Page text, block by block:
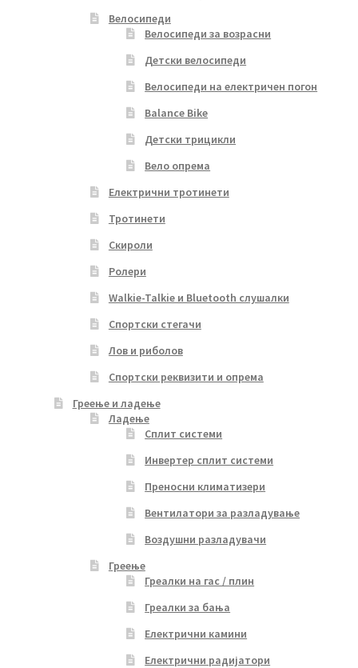
Велосипеди
Велосипеди за возрасни
Детски велосипеди
Велосипеди на електричен погон
Balance Bike
Детски трицикли
Вело опрема
Електрични тротинети
Тротинети
Скироли
Ролери
Walkie-Talkie и Bluetooth слушалки
Спортски стегачи
Лов и риболов
Спортски реквизити и опрема
Греење и ладење
Ладење
Сплит системи
Инвертер сплит системи
Преносни климатизери
Вентилатори за разладување
Воздушни разладувачи
Греење
Греалки на гас / плин
Греалки за бања
Електрични камини
Електрични радијатори